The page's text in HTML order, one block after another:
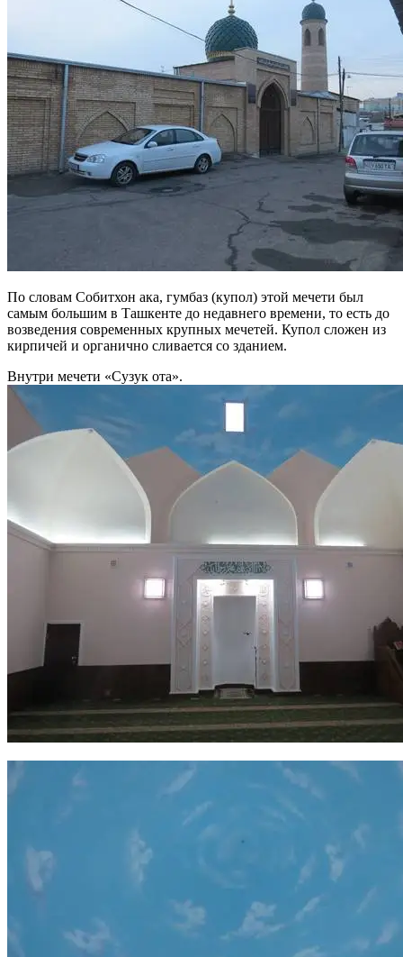
По словам Собитхон ака, гумбаз (купол) этой мечети был
самым большим в Ташкенте до недавнего времени, то есть до
возведения современных крупных мечетей. Купол сложен из
кирпичей и органично сливается со зданием.
Внутри мечети «Сузук ота».